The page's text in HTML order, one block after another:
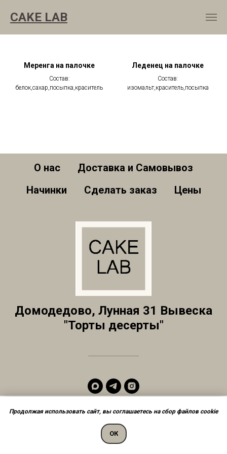
CAKE LAB
Меренга на палочке
Состав:
белок,сахар,посыпка,краситель
Леденец на палочке
Состав:
изомальт,краситель,посыпка
О нас
Доставка и Самовывоз
Начинки
Сделать заказ Цены
Домодедово, Лунная 31 Вывеска
"Торты десерты"
Продолжая использовать сайт, вы соглашаетесь на сбор файлов cookie
ОК